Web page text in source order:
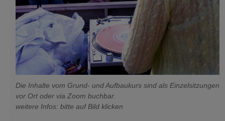
Die Inhalte vom Grund- und Aufbaukurs sind als Einzelsitzungen
vor Ort oder via Zoom buchbar.
weitere Infos: bitte auf Bild klicken